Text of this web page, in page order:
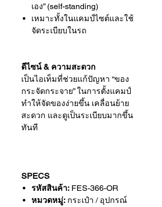
เอง” (self-standing)
เหมาะทั้งในแคมป์ไซต์และใช้
จัดระเบียบในรถ
ดีไซน์ & ความสะดวก
เป็นไอเท็มที่ช่วยแก้ปัญหา “ของ
กระจัดกระจาย” ในการตั้งแคมป์
ทำให้จัดของง่ายขึ้น เคลื่อนย้าย
สะดวก และดูเป็นระเบียบมากขึ้น
ทันที
SPECS
รหัสสินค้า: FES-366-OR
หมวดหมู่: กระเป๋า / อุปกรณ์